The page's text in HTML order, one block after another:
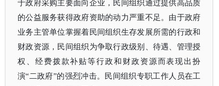
于政府采购主要面向企业，民间组织通过提供高品质
的公益服务获得政府资助的动力严重不足。由于政府
业务主管单位掌握着民间组织生存发展所需的行政和
财政资源，民间组织为争取行政级别、待遇、管理授
权、经费拨款补贴等行政和财政资源而表现出扮
演“二政府”的强烈冲击。民间组织专职工作人员在工